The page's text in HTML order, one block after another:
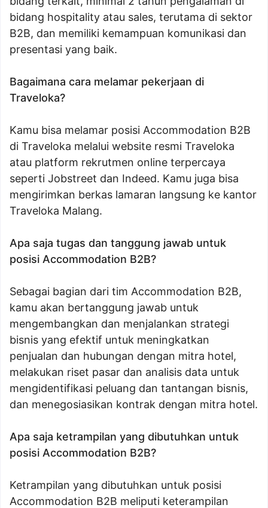
bidang hospitality atau sales, terutama di sektor
B2B, dan memiliki kemampuan komunikasi dan
presentasi yang baik.
Bagaimana cara melamar pekerjaan di
Traveloka?
Kamu bisa melamar posisi Accommodation B2B
di Traveloka melalui website resmi Traveloka
atau platform rekrutmen online terpercaya
seperti Jobstreet dan Indeed. Kamu juga bisa
mengirimkan berkas lamaran langsung ke kantor
Traveloka Malang.
Apa saja tugas dan tanggung jawab untuk
posisi Accommodation B2B?
Sebagai bagian dari tim Accommodation B2B,
kamu akan bertanggung jawab untuk
mengembangkan dan menjalankan strategi
bisnis yang efektif untuk meningkatkan
penjualan dan hubungan dengan mitra hotel,
melakukan riset pasar dan analisis data untuk
mengidentifikasi peluang dan tantangan bisnis,
dan menegosiasikan kontrak dengan mitra hotel.
Apa saja ketrampilan yang dibutuhkan untuk
posisi Accommodation B2B?
Ketrampilan yang dibutuhkan untuk posisi
Accommodation B2B meliputi keterampilan